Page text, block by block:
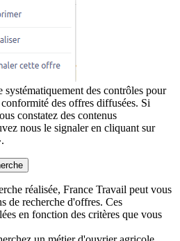
systématiquement des contrôles pour
des offres diffusées. Si
constatez des contenus
nous le signaler en cliquant sur
réalisée, France Travail peut vous
de recherche d'offres. Ces
en fonction des critères que vous